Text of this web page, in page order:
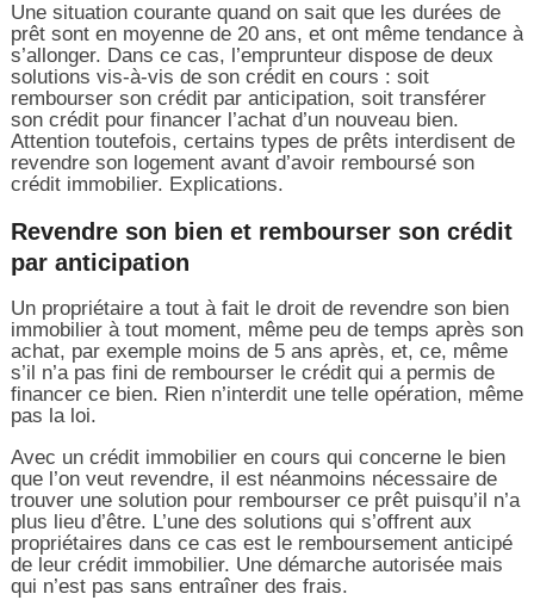
Une situation courante quand on sait que les durées de
prêt sont en moyenne de 20 ans, et ont même tendance à
s’allonger. Dans ce cas, l’emprunteur dispose de deux
solutions vis-à-vis de son crédit en cours : soit
rembourser son crédit par anticipation, soit transférer
son crédit pour financer l’achat d’un nouveau bien.
Attention toutefois, certains types de prêts interdisent de
revendre son logement avant d’avoir remboursé son
crédit immobilier. Explications.
Revendre son bien et rembourser son crédit
par anticipation
Un propriétaire a tout à fait le droit de revendre son bien
immobilier à tout moment, même peu de temps après son
achat, par exemple moins de 5 ans après, et, ce, même
s’il n’a pas fini de rembourser le crédit qui a permis de
financer ce bien. Rien n’interdit une telle opération, même
pas la loi.
Avec un crédit immobilier en cours qui concerne le bien
que l’on veut revendre, il est néanmoins nécessaire de
trouver une solution pour rembourser ce prêt puisqu’il n’a
plus lieu d’être. L’une des solutions qui s’offrent aux
propriétaires dans ce cas est le remboursement anticipé
de leur crédit immobilier. Une démarche autorisée mais
qui n’est pas sans entraîner des frais.